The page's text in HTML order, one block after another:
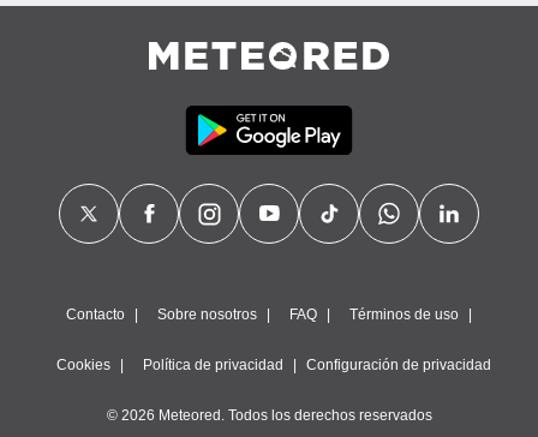
Contacto Sobre nosotros FAQ Términos de uso
Cookies Política de privacidad Configuración de privacidad
© 2026 Meteored. Todos los derechos reservados